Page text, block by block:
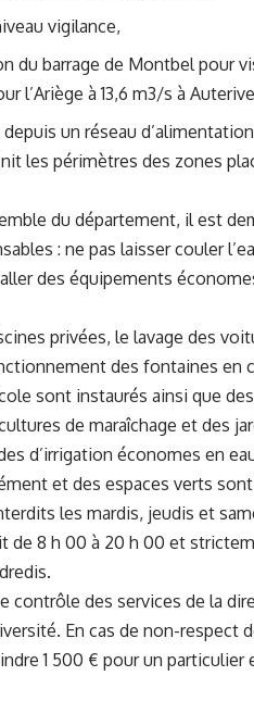
vigilance,
du barrage de Montbel pour
l’Ariège à 13,6 m3/s à
un réseau
les périmètres des zones
du département, il est
: ne pas laisser couler
des équipements
privées, le lavage des
des fontaines en
sont instaurés ainsi que
de maraîchage et des
d’irrigation économes en
et des espaces verts
les mardis, jeudis et
de 8 h 00 à 20 h 00 et
contrôle des services de la
En cas de non-respect
1 500 € pour un particulier